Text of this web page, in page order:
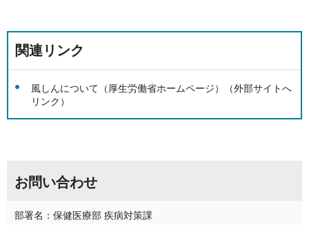
関連リンク
風しんについて（厚生労働省ホームページ）（外部サイトへ
リンク）
お問い合わせ
部署名：保健医療部 疾病対策課